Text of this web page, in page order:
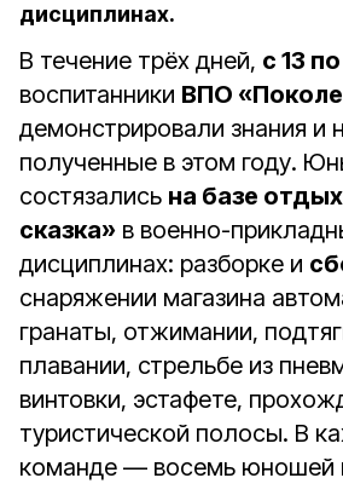
дисциплинах.
В течение трёх дней, с 13
воспитанники ВПО
демонстрировали знания и
полученные в этом году.
состязались на базе
сказка» в военно-
дисциплинах: разборке и
снаряжении магазина
гранаты, отжимании,
плавании, стрельбе из
винтовки, эстафете,
туристической полосы. В
команде — восемь юношей